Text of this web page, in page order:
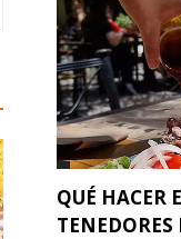
QUÉ HACER
TENEDORES